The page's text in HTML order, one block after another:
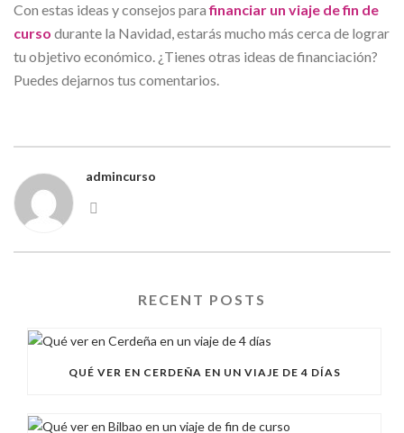
Con estas ideas y consejos parafinanciar un viaje de fin de
curso durante la Navidad, estarás mucho más cerca de lograr
tu objetivo económico. ¿Tienes otras ideas de financiación?
Puedes dejarnos tus comentarios.
admincurso
RECENT POSTS
QUÉ VER EN CERDEÑA EN UN VIAJE DE 4 DÍAS